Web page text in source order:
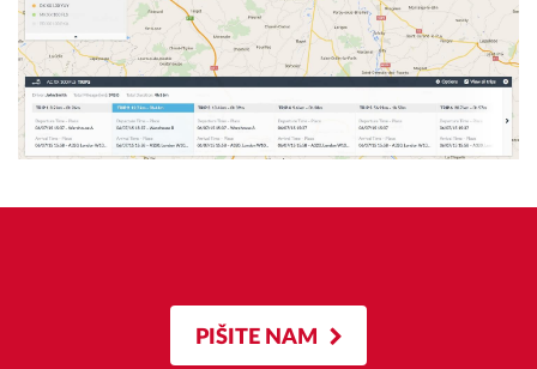
PIŠITE NAM